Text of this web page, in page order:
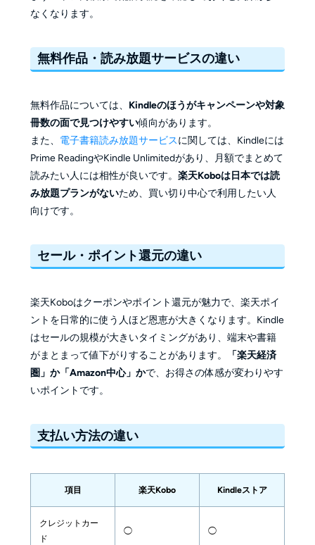
なくなります。
無料作品・読み放題サービスの違い
無料作品については、 Kindleのほうがキャンペーンや対象
冊数の面で見つけやすい傾向があります。
また、 電子書籍読み放題サービスに関しては、Kindleには
Prime ReadingやKindle Unlimitedがあり、月額でまとめて
読みたい人には相性が良いです。 楽天Koboは日本では読
み放題プランがないため、買い切り中心で利用したい人
向けです。
セール・ポイント還元の違い
楽天Koboはクーポンやポイント還元が魅力で、楽天ポイ
ントを日常的に使う人ほど恩恵が大きくなります。Kindle
はセールの規模が大きいタイミングがあり、端末や書籍
がまとまって値下がりすることがあります。
「楽天経済
圏」か「Amazon中心」かで、お得さの体感が変わりやす
いポイントです。
支払い方法の違い
項目 楽天Kobo Kindleストア
クレジットカー
ド
◯ ◯